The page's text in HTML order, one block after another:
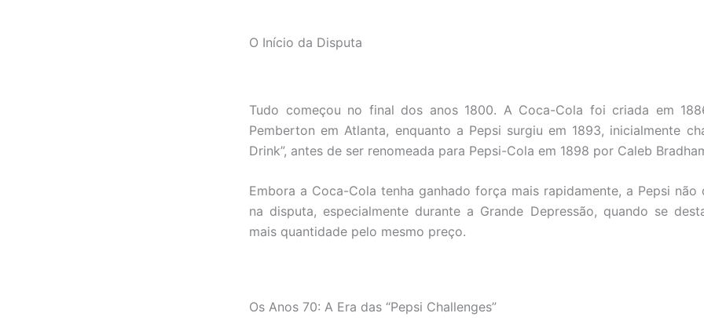
O Início da Disputa
Tudo começou no final dos anos 1800. A Coca-Cola foi criada em
Pemberton em Atlanta, enquanto a Pepsi surgiu em 1893, inicialmente
Drink”, antes de ser renomeada para Pepsi-Cola em 1898 por Caleb
Embora a Coca-Cola tenha ganhado força mais rapidamente, a Pepsi não
na disputa, especialmente durante a Grande Depressão, quando se
mais quantidade pelo mesmo preço.
Os Anos 70: A Era das “Pepsi Challenges”